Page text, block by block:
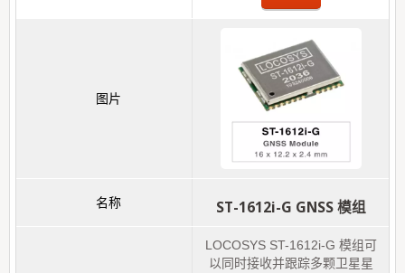
ST-1612i-G GNSS 模组
LOCOSYS ST-1612i-G 模组可
以同时接收并跟踪多颗卫星星